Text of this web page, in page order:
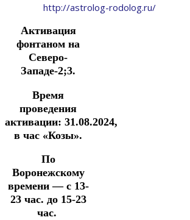
http://astrolog-rodolog.ru/
Активация
фонтаном на
Северо-
Западе-2;3.
Время
проведения
активации: 31.08.2024,
в час «Козы».
По
Воронежскому
времени — с 13-
23 час. до 15-23
час.